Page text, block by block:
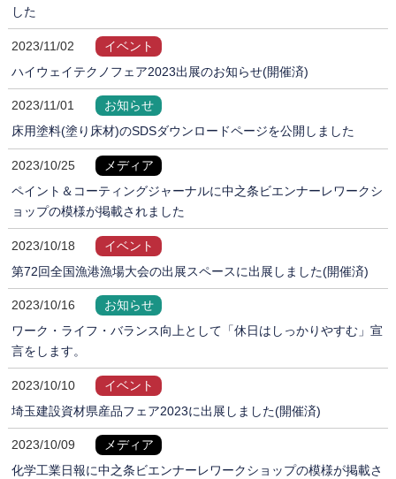
した
2023/11/02
イベント
ハイウェイテクノフェア2023出展のお知らせ(開催済)
2023/11/01
お知らせ
床用塗料(塗り床材)のSDSダウンロードページを公開しました
2023/10/25
メディア
ペイント＆コーティングジャーナルに中之条ビエンナーレワークシ
ョップの模様が掲載されました
2023/10/18
イベント
第72回全国漁港漁場大会の出展スペースに出展しました(開催済)
2023/10/16
お知らせ
ワーク・ライフ・バランス向上として「休日はしっかりやすむ」宣
言をします。
2023/10/10
イベント
埼玉建設資材県産品フェア2023に出展しました(開催済)
2023/10/09
メディア
化学工業日報に中之条ビエンナーレワークショップの模様が掲載さ